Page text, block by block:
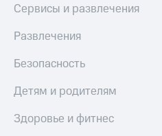
Сервисы и развлечения
Развлечения
Безопасность
Детям и родителям
Здоровье и фитнес